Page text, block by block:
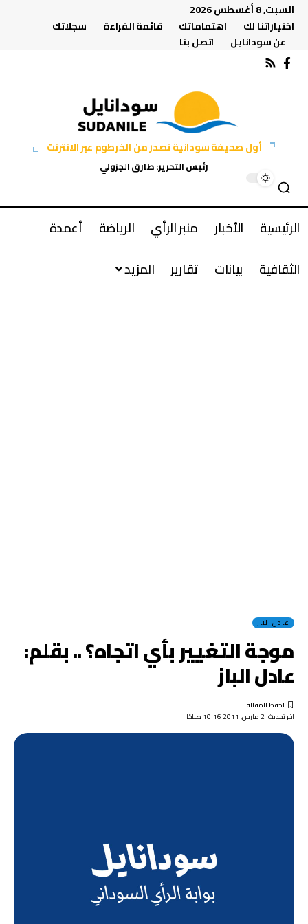
السبت, 8 أغسطس 2026
اختياراتنا لك
اهتماماتك قائمة القراءة
سجلاتك
عن سودانايل
اتصل بنا
أول صحيفة سودانية تصدر من الخرطوم عبر الانترنت
رئيس التحرير: طارق الجزولي
الرئيسية الأخبار منبر الرأي الرياضة
أعمدة
الثقافية
بيانات تقارير المزيد
عادل الباز
موجة التغيير بأي اتجاه؟ .. بقلم:
عادل الباز
اخر تحديث: 2 مارس, 2011 10:16 صباحًا